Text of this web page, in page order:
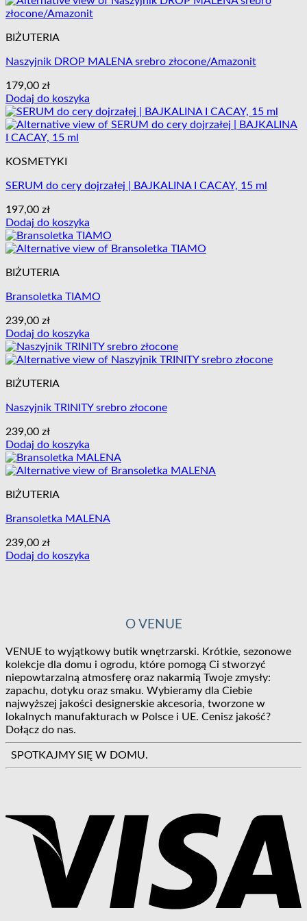
BIŻUTERIA
Naszyjnik DROP MALENA srebro złocone/Amazonit
179,00 zł
Dodaj do koszyka
KOSMETYKI
SERUM do cery dojrzałej | BAJKALINA I CACAY, 15 ml
197,00 zł
Dodaj do koszyka
BIŻUTERIA
Bransoletka TIAMO
239,00 zł
Dodaj do koszyka
BIŻUTERIA
Naszyjnik TRINITY srebro złocone
239,00 zł
Dodaj do koszyka
BIŻUTERIA
Bransoletka MALENA
239,00 zł
Dodaj do koszyka
O VENUE
VENUE to wyjątkowy butik wnętrzarski. Krótkie, sezonowe
kolekcje dla domu i ogrodu, które pomogą Ci stworzyć
niepowtarzalną atmosferę oraz nakarmią Twoje zmysły:
zapachu, dotyku oraz smaku. Wybieramy dla Ciebie
najwyższej jakości designerskie akcesoria, tworzone w
lokalnych manufakturach w Polsce i UE. Cenisz jakość?
Dołącz do nas.
SPOTKAJMY SIĘ W DOMU.